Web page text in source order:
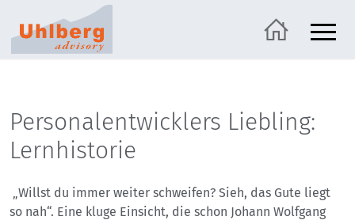
Personalentwicklers Liebling:
Lernhistorie
„Willst du immer weiter schweifen? Sieh, das Gute liegt
so nah“. Eine kluge Einsicht, die schon Johann Wolfgang